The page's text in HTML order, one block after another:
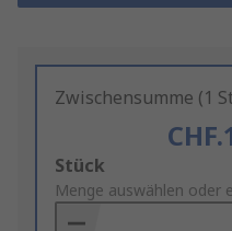
Zwischensumme (1
Add
to
Basket
Stück
Menge auswählen oder